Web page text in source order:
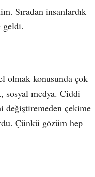
Sıradan insanlardık
geldi.
olmak konusunda çok
sosyal medya. Ciddi
değiştiremeden çekime
Çünkü gözüm hep